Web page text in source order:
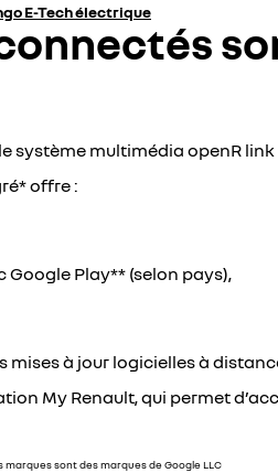
E-Tech électrique
système multimédia openR
offre :
Google Play** (selon pays),
à jour logicielles à
My Renault, qui permet
marques sont des marques de Google LLC